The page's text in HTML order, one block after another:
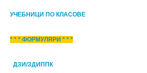
УЧЕБНИЦИ ПО КЛАСОВЕ
* * * ФОРМУЛЯРИ * * *
ДЗИ/ЗДИППК